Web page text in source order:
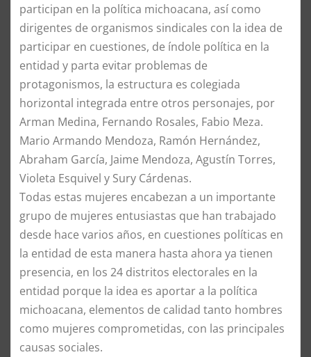
participan en la política michoacana, así como
dirigentes de organismos sindicales con la idea de
participar en cuestiones, de índole política en la
entidad y parta evitar problemas de
protagonismos, la estructura es colegiada
horizontal integrada entre otros personajes, por
Arman Medina, Fernando Rosales, Fabio Meza.
Mario Armando Mendoza, Ramón Hernández,
Abraham García, Jaime Mendoza, Agustín Torres,
Violeta Esquivel y Sury Cárdenas.
Todas estas mujeres encabezan a un importante
grupo de mujeres entusiastas que han trabajado
desde hace varios años, en cuestiones políticas en
la entidad de esta manera hasta ahora ya tienen
presencia, en los 24 distritos electorales en la
entidad porque la idea es aportar a la política
michoacana, elementos de calidad tanto hombres
como mujeres comprometidas, con las principales
causas sociales.